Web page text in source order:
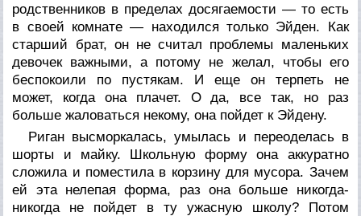
родственников в пределах досягаемости — то есть
в своей комнате — находился только Эйден. Как
старший брат, он не считал проблемы маленьких
девочек важными, а потому не желал, чтобы его
беспокоили по пустякам. И еще он терпеть не
может, когда она плачет. О да, все так, но раз
больше жаловаться некому, она пойдет к Эйдену.
Риган высморкалась, умылась и переоделась в
шорты и майку. Школьную форму она аккуратно
сложила и поместила в корзину для мусора. Зачем
ей эта нелепая форма, раз она больше никогда-
никогда не пойдет в ту ужасную школу? Потом